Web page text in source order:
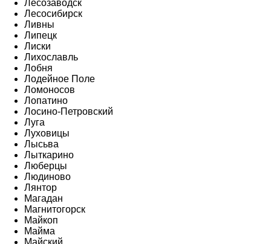
Лесозаводск
Лесосибирск
Ливны
Липецк
Лиски
Лихославль
Лобня
Лодейное Поле
Ломоносов
Лопатино
Лосино-Петровский
Луга
Луховицы
Лысьва
Лыткарино
Люберцы
Людиново
Лянтор
Магадан
Магнитогорск
Майкоп
Майма
Майский